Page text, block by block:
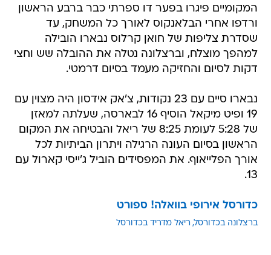
המקומיים פיגרו בפער דו ספרתי כבר ברבע הראשון
ורדפו אחרי הבלאנקוס לאורך כל המשחק, עד
שסדרת צליפות של חואן קרלוס נבארו הובילה
למהפך מוצלח, וברצלונה נטלה את ההובלה שש וחצי
דקות לסיום והחזיקה מעמד בסיום דרמטי.
נבארו סיים עם 23 נקודות, צ'אק אידסון היה מצוין עם
19 ופיט מיקאל הוסיף 16 לבארסה, שעלתה למאזן
של 5:28 לעומת 8:25 של ריאל והבטיחה את המקום
הראשון בסיום העונה הרגילה ויתרון הביתיות לכל
אורך הפלייאוף. את המפסידים הוביל ג'ייסי קארול עם
13.
כדורסל אירופי בוואלה! ספורט
ברצלונה בכדורסל ריאל מדריד בכדורסל